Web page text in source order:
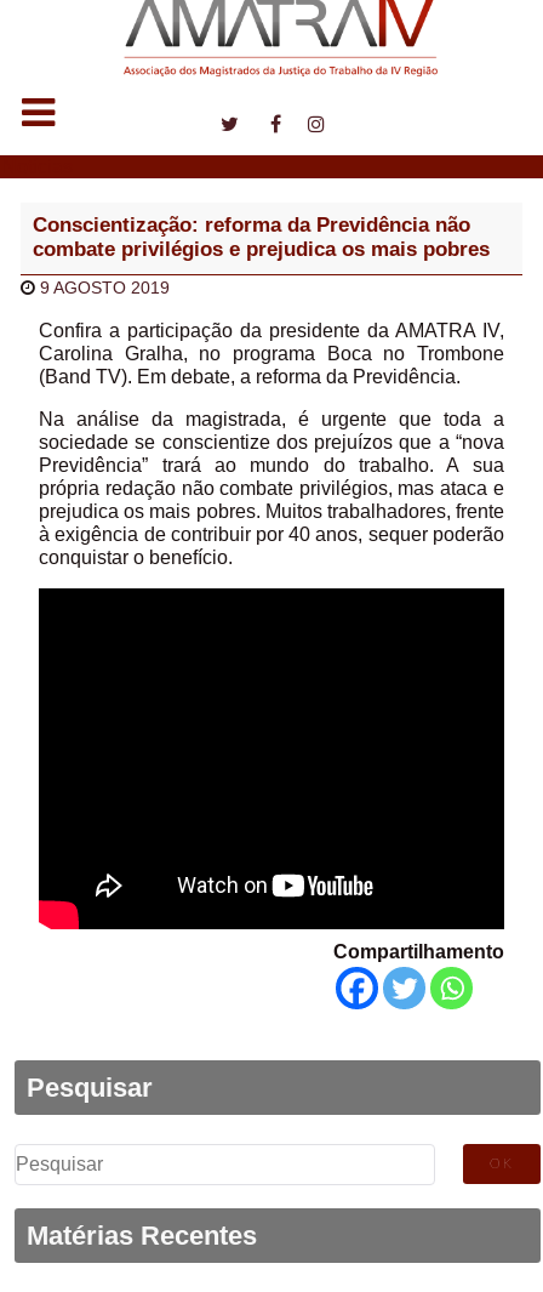
Conscientização: reforma da Previdência não
combate privilégios e prejudica os mais pobres
9 AGOSTO 2019
Confira a participação da presidente da AMATRA IV,
Carolina Gralha, no programa Boca no Trombone
(Band TV). Em debate, a reforma da Previdência.
Na análise da magistrada, é urgente que toda a
sociedade se conscientize dos prejuízos que a “nova
Previdência” trará ao mundo do trabalho. A sua
própria redação não combate privilégios, mas ataca e
prejudica os mais pobres. Muitos trabalhadores, frente
à exigência de contribuir por 40 anos, sequer poderão
conquistar o benefício.
Compartilhamento
Pesquisar
Pesquisar
por:
Matérias Recentes